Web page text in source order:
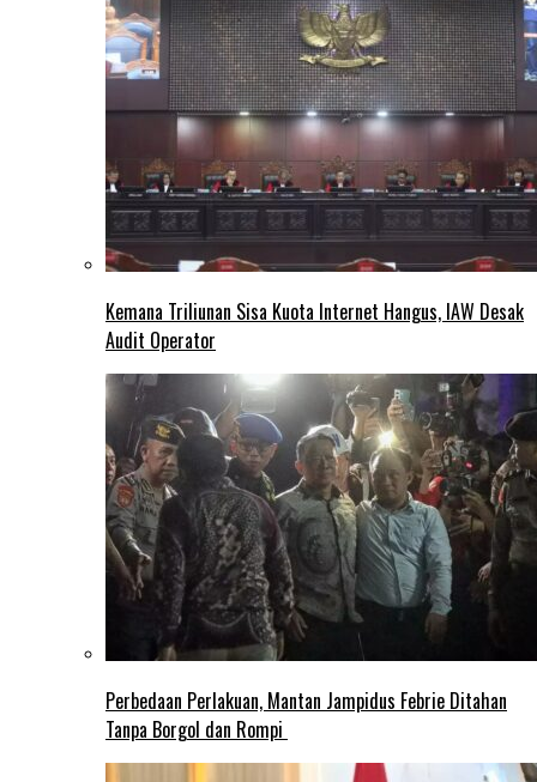
Kemana Triliunan Sisa Kuota Internet Hangus, IAW Desak
Audit Operator
Perbedaan Perlakuan, Mantan Jampidus Febrie Ditahan
Tanpa Borgol dan Rompi